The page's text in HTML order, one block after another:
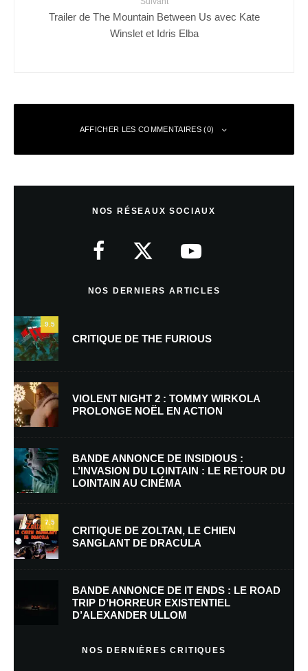
Trailer de The Mountain Between Us avec Kate
Winslet et Idris Elba
AFFICHER LES COMMENTAIRES (0)
Nom*
E-mail* Site web
Enregistrer mon nom, mon e-mail et mon site dans le navigateur pour
mon prochain commentaire.
Prévenez-moi de tous les nouveaux commentaires par e-mail.
NOS RÉSEAUX SOCIAUX
NOS DERNIERS ARTICLES
9.5
CRITIQUE DE THE FURIOUS
VIOLENT NIGHT 2 : TOMMY WIRKOLA
PROLONGE NOËL EN ACTION
BANDE ANNONCE DE INSIDIOUS :
L’INVASION DU LOINTAIN : LE RETOUR DU
LOINTAIN AU CINÉMA
7.5
CRITIQUE DE ZOLTAN, LE CHIEN
SANGLANT DE DRACULA
BANDE ANNONCE DE IT ENDS : LE ROAD
TRIP D’HORREUR EXISTENTIEL
D’ALEXANDER ULLOM
NOS DERNIÈRES CRITIQUES